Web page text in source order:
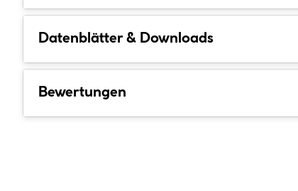
Datenblätter & Downloads
Bewertungen